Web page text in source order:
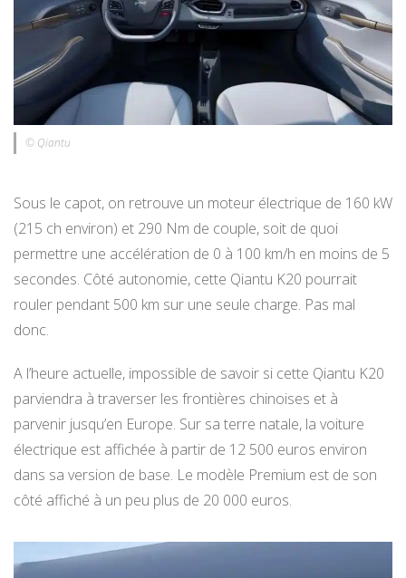
© Qiantu
Sous le capot, on retrouve un moteur électrique de 160 kW
(215 ch environ) et 290 Nm de couple, soit de quoi
permettre une accélération de 0 à 100 km/h en moins de 5
secondes. Côté autonomie, cette Qiantu K20 pourrait
rouler pendant 500 km sur une seule charge. Pas mal
donc.
A l’heure actuelle, impossible de savoir si cette Qiantu K20
parviendra à traverser les frontières chinoises et à
parvenir jusqu’en Europe. Sur sa terre natale, la voiture
électrique est affichée à partir de 12 500 euros environ
dans sa version de base. Le modèle Premium est de son
côté affiché à un peu plus de 20 000 euros.